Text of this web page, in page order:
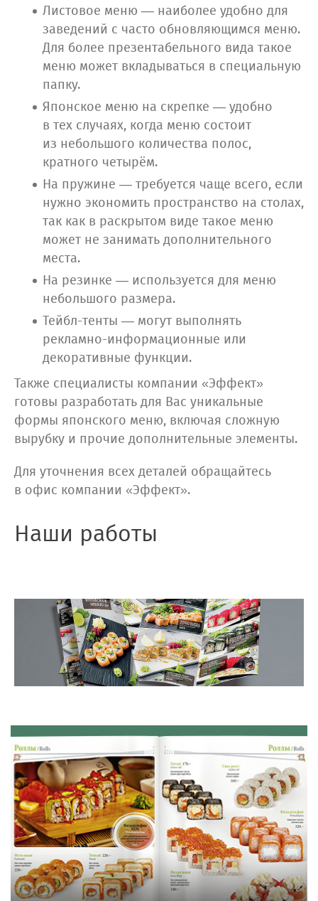
Листовое меню — наиболее удобно для
заведений с часто обновляющимся меню.
Для более презентабельного вида такое
меню может вкладываться в специальную
папку.
Японское меню на скрепке — удобно
в тех случаях, когда меню состоит
из небольшого количества полос,
кратного четырём.
На пружине — требуется чаще всего, если
нужно экономить пространство на столах,
так как в раскрытом виде такое меню
может не занимать дополнительного
места.
На резинке — используется для меню
небольшого размера.
Тейбл-тенты — могут выполнять
рекламно-информационные или
декоративные функции.
Также специалисты компании «Эффект»
готовы разработать для Вас уникальные
формы японского меню, включая сложную
вырубку и прочие дополнительные элементы.
Для уточнения всех деталей обращайтесь
в офис компании «Эффект».
Наши работы